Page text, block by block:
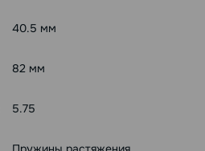
40.5 мм
82 мм
5.75